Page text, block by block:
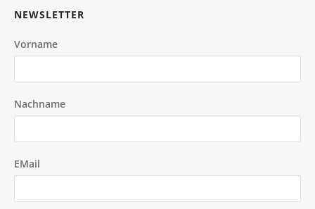
NEWSLETTER
Vorname
Nachname
EMail